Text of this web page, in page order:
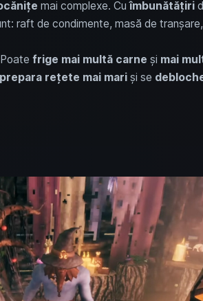
mai complexe. Cuîmbunătățiri
raft de condimente, masă de
frige mai multă carne și mai
prepara rețete mai mariși se